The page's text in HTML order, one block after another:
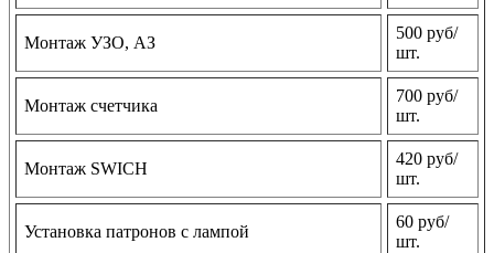
Монтаж УЗО, АЗ
500 руб/
шт.
Монтаж счетчика
700 руб/
шт.
Монтаж SWICH
420 руб/
шт.
Установка патронов с лампой
60 руб/
шт.